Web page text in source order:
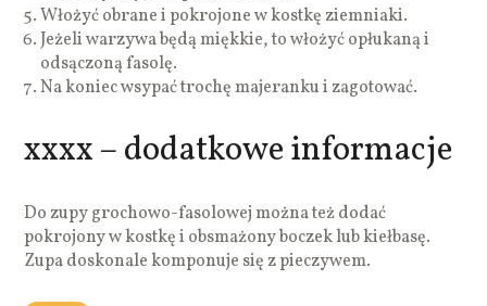
Włożyć obrane i pokrojone w kostkę ziemniaki.
Jeżeli warzywa będą miękkie, to włożyć opłukaną i
odsączoną fasolę.
Na koniec wsypać trochę majeranku i zagotować.
xxxx – dodatkowe informacje
Do zupy grochowo-fasolowej można też dodać
pokrojony w kostkę i obsmażony boczek lub kiełbasę.
Zupa doskonale komponuje się z pieczywem.